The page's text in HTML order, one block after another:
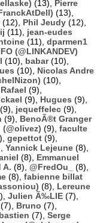
(13), Pierre
(13),
(12), Phil Jeudy (12),
(11), jean-eudes
(11), dparmen1
(@LINKANDEV)
(10), babar(10),
(10), Nicolas Andre
(10),
Rafael (9),
(9), Hugues (9),
(9), jequeffelec (9),
(9), BenoÃ®t Granger
(@olivez) (9), faculte
gepettot (9),
Yannick Lejeune (8),
(8), Emmanuel
A. (8), @FredOu_
(8),
(8), fabienne billat
(8), Lereune
Julien Ã‰LIE (7),
(7), Bruno (7),
(7), Serge